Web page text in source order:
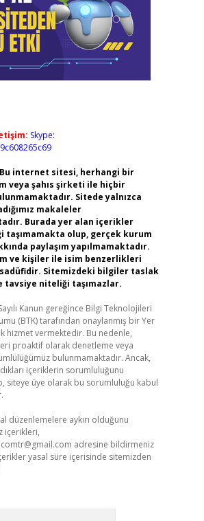
Skype:
Bu internet sitesi, herhangi bir
veya şahıs şirketi ile hiçbir
Sitede yalnızca
makaleler
Burada yer alan içerikler
taşımamakta olup, gerçek kurum
paylaşım yapılmamaktadır.
ve kişiler ile isim benzerlikleri
Sitemizdeki bilgiler taslak
tavsiye niteliği taşımazlar.
Kanun gereğince Bilgi Teknolojileri
(BTK) tarafından onaylanmış bir Yer
hizmet vermektedir. Bu nedenle,
proaktif olarak denetleme veya
bulunmamaktadır. Ancak,
içeriklerin sorumluluğunu
siteye üye olarak bu sorumluluğu kabul
düzenlemelere aykırı olduğunu
içerikleri,
adresine bildirmeniz
yasal süre içerisinde sitemizden